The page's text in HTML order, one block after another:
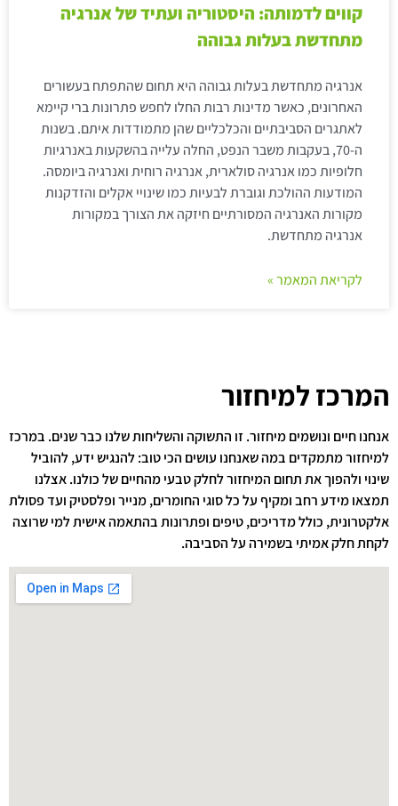
קווים לדמותה: היסטוריה ועתיד של אנרגיה
מתחדשת בעלות גבוהה
אנרגיה מתחדשת בעלות גבוהה היא תחום שהתפתח בעשורים
האחרונים, כאשר מדינות רבות החלו לחפש פתרונות ברי קיימא
לאתגרים הסביבתיים והכלכליים שהן מתמודדות איתם. בשנות
ה-70, בעקבות משבר הנפט, החלה עלייה בהשקעות באנרגיות
חלופיות כמו אנרגיה סולארית, אנרגיה רוחית ואנרגיה ביומסה.
המודעות ההולכת וגוברת לבעיות כמו שינויי אקלים והזדקנות
מקורות האנרגיה המסורתיים חיזקה את הצורך במקורות
אנרגיה מתחדשת.
לקריאת המאמר »
המרכז למיחזור
אנחנו חיים ונושמים מיחזור. זו התשוקה והשליחות שלנו כבר שנים. במרכז
למיחזור מתמקדים במה שאנחנו עושים הכי טוב: להנגיש ידע, להוביל
שינוי ולהפוך את תחום המיחזור לחלק טבעי מהחיים של כולנו. אצלנו
תמצאו מידע רחב ומקיף על כל סוגי החומרים, מנייר ופלסטיק ועד פסולת
אלקטרונית, כולל מדריכים, טיפים ופתרונות בהתאמה אישית למי שרוצה
לקחת חלק אמיתי בשמירה על הסביבה.